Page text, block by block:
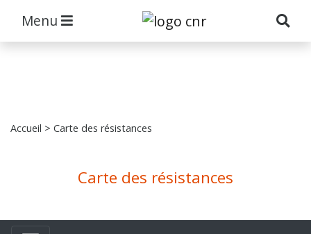
Menu
Accueil > Carte des résistances
Carte des résistances